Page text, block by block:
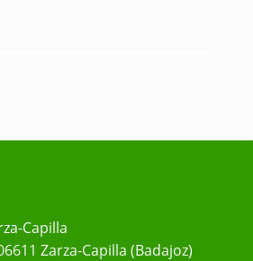
Capilla
Zarza-Capilla (Badajoz)